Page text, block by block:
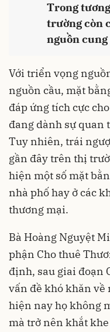
Trong
trường còn
nguồn
Với triển vọng
nguồn cầu, mặt
đáp ứng tích cực
đang dành sự quan
Tuy nhiên, trái
gần đây trên thị
hiện một số mặt
nhà phố hay ở các
thương mại.
Bà Hoàng Nguyệt
phận Cho thuê
định, sau giai đoạn
vấn đề khó khăn về
hiện nay họ không
mà trở nên khắt